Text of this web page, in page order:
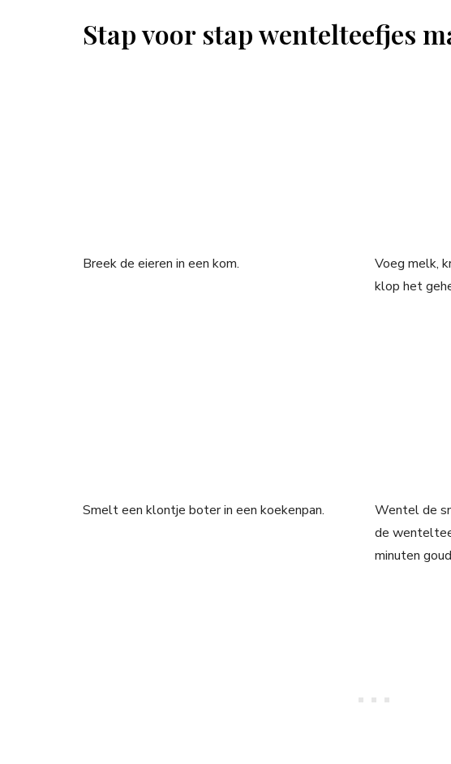
Stap voor stap wentelteefjes
Breek de eieren in een kom.
Voeg melk,
klop het
Smelt een klontje boter in een koekenpan.
Wentel de
de
minuten